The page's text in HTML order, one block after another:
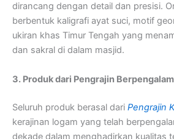
dirancang dengan detail dan presisi.
berbentuk kaligrafi ayat suci, motif
ukiran khas Timur Tengah yang
dan sakral di dalam masjid.
3. Produk dari Pengrajin
Seluruh produk berasal dari Pengrajin
kerajinan logam yang telah
dekade dalam menghadirkan kualitas